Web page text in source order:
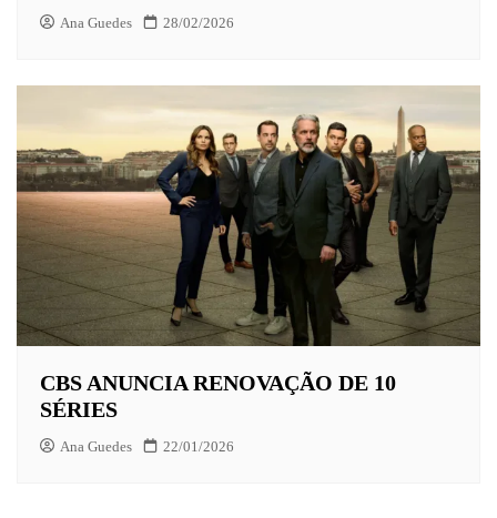
Ana Guedes 28/02/2026
CBS ANUNCIA RENOVAÇÃO DE 10
SÉRIES
Ana Guedes 22/01/2026